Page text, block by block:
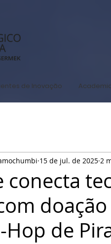
de Inovação
conecta
de
15 de jul. de 2025 2